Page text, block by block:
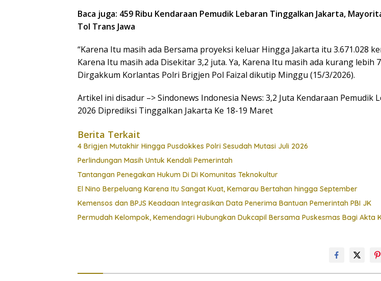
Baca juga: 459 Ribu Kendaraan Pemudik Lebaran Tinggalkan Jakarta,
Tol Trans Jawa
“Karena Itu masih ada Bersama proyeksi keluar Hingga Jakarta itu 3.671.028
Karena Itu masih ada Disekitar 3,2 juta. Ya, Karena Itu masih ada kurang lebih
Dirgakkum Korlantas Polri Brigjen Pol Faizal dikutip Minggu (15/3/2026).
Artikel ini disadur –> Sindonews Indonesia News: 3,2 Juta Kendaraan Pemudik
2026 Diprediksi Tinggalkan Jakarta Ke 18-19 Maret
Berita Terkait
4 Brigjen Mutakhir Hingga Pusdokkes Polri Sesudah Mutasi Juli 2026
Perlindungan Masih Untuk Kendali Pemerintah
Tantangan Penegakan Hukum Di Di Komunitas Teknokultur
El Nino Berpeluang Karena Itu Sangat Kuat, Kemarau Bertahan hingga September
Kemensos dan BPJS Keadaan Integrasikan Data Penerima Bantuan Pemerintah PBI JK
Permudah Kelompok, Kemendagri Hubungkan Dukcapil Bersama Puskesmas Bagi Akta